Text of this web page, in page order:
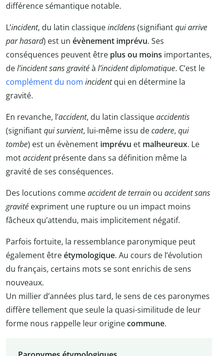
différence sémantique notable.
L’incident, du latin classiqueincĭdens(signifiantqui arrive
par hasard) est un évènement imprévu. Ses
conséquences peuvent être plus ou moins importantes,
del’incident sans gravitéà l’incident diplomatique. C’est le
complément du nom incidentqui en détermine la
gravité.
En revanche, l’accident, du latin classiqueaccidentis
(signifiantqui survient, lui-même issu decadere, qui
tombe) est un évènement imprévu et malheureux. Le
motaccidentprésente dans sa définition même la
gravité de ses conséquences.
Des locutions commeaccident de terrain ou accident sans
gravité expriment une rupture ou un impact moins
fâcheux qu’attendu, mais implicitement négatif.
Parfois fortuite, la ressemblance paronymique peut
également êtreétymologique. Au cours de l’évolution
du français, certains mots se sont enrichis de sens
nouveaux.
Un millier d’années plus tard, le sens de ces paronymes
diffère tellement que seule la quasi-similitude de leur
forme nous rappelle leur originecommune.